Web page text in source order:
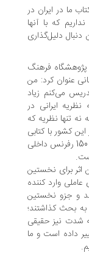
ما در ایران در
نداریم که با آنها
دلیل‌گذاری
فرهنگ
عنوان کرد: من
می‌کنم زیاد
ایرانی در
نه تنها نظریه که
کشور با کتابی
مثل این اثر روبروییم که 500 رفرنس خارجی دارد و 150 رفرنس داخلی
اثر برای نخستین
وارد کننده
و جزو نخستین
بحث کذاشتند؛
شدت نیز حقیقی
داده است و ما